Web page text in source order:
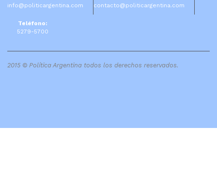
info@politicargentina.com
contacto@politicargentina.com
Teléfono:
5279-5700
2015 © Política Argentina todos los derechos reservados.